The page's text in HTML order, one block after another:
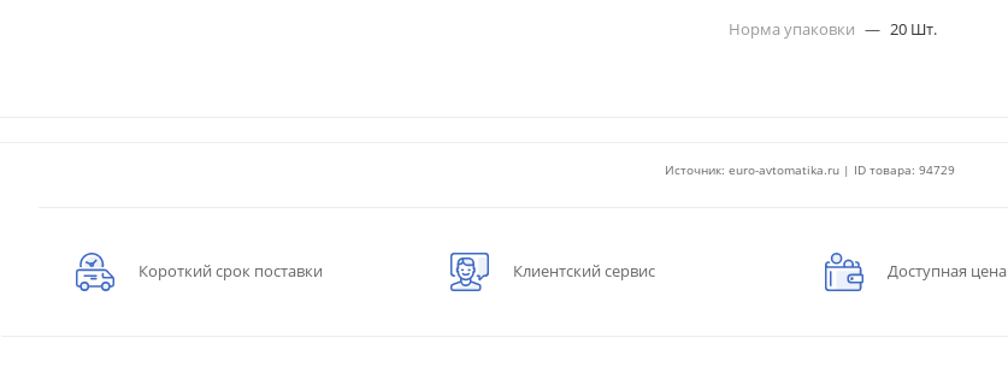
Норма упаковки — 20 Шт.
Источник: euro-avtomatika.ru | ID товара: 94729
Короткий срок поставки Клиентский сервис Доступная цена